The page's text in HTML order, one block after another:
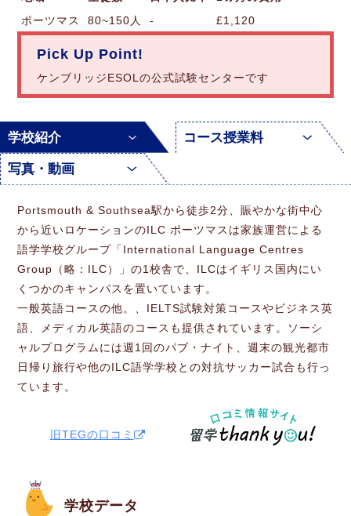
ポーツマス
80~150人 - £1,120
Pick Up Point!
ケンブリッジESOLの公式試験センターです
学校紹介
コース授業料
写真・動画
Portsmouth & Southsea駅から徒歩2分、賑やかな街中心
から近いロケーションのILC ポーツマスは家族運営による
語学学校グループ「International Language Centres
Group（略：ILC）」の1校舎で、ILCはイギリス国内にい
くつかのキャンパスを置いています。
一般英語コースの他。、IELTS試験対策コースやビジネス英
語、メディカル英語のコースも提供されています。ソーシ
ャルプログラムには週1回のパブ・ナイト、週末の観光都市
日帰り旅行や他のILC語学学校との対抗サッカー試合も行っ
ています。
旧TEGの口コミ
学校データ